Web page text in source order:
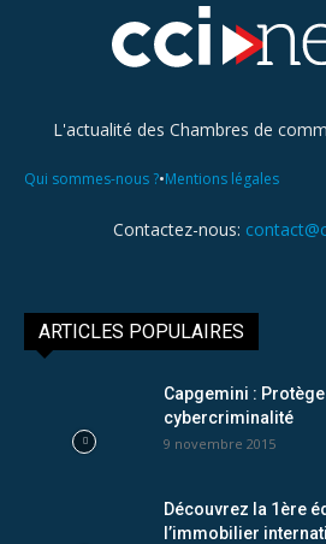
L'actualité des Chambres de
Qui sommes-nous ?•Mentions légales
Contactez-nous:
ARTICLES POPULAIRES
Capgemini :
cybercriminalité
9 novembre 2015
Découvrez la 1ère
l’immobilier